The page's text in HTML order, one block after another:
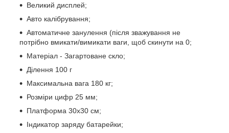
Великий дисплей;
Авто калібрування;
Автоматичне занулення (після зважування не
потрібно вмикати/вимикати ваги, щоб скинути на 0;
Матеріал - Загартоване скло;
Ділення 100 г
Максимальна вага 180 кг;
Розміри цифр 25 мм;
Платформа 30х30 см;
Індикатор заряду батарейки;